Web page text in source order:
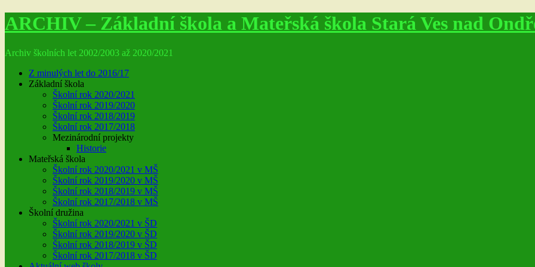
ARCHIV – Základní škola a Mateřská škola Stará Ves nad
Archiv školních let 2002/2003 až 2020/2021
Z minulých let do 2016/17
Základní škola
Školní rok 2020/2021
Školní rok 2019/2020
Školní rok 2018/2019
Školní rok 2017/2018
Mezinárodní projekty
Historie
Mateřská škola
Školní rok 2020/2021 v MŠ
Školní rok 2019/2020 v MŠ
Školní rok 2018/2019 v MŠ
Školní rok 2017/2018 v MŠ
Školní družina
Školní rok 2020/2021 v ŠD
Školní rok 2019/2020 v ŠD
Školní rok 2018/2019 v ŠD
Školní rok 2017/2018 v ŠD